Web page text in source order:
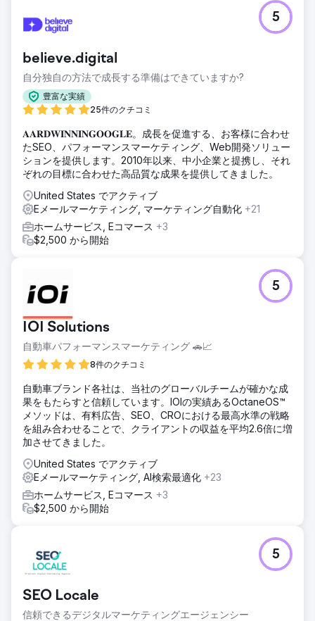
believe.digital
自分独自の方法で成長する準備はできていますか?
豊富な実績
25件のクチコミ
5
𝐀𝐀𝐑𝐃𝐖𝐈𝐍𝐍𝐈𝐍𝐆𝐎𝐎𝐆𝐋𝐄。成長を促進する、お客様に合わせ
たSEO、パフォーマンスマーケティング、Web開発ソリュー
ションを提供します。2010年以来、中小企業と提携し、それ
ぞれの目標に合わせた高品質な成果を提供してきました。
United States でアクティブ
Eメールマーケティング, マーケティング自動化 +21
ホームサービス, Eコマース +3
$2,500 から開始
IOI Solutions
自動車パフォーマンスマーケティング 🚗📈
8件のクチコミ
5
自動車ブランド各社は、当社のグローバルチームが確かな成
果をもたらすと信頼しています。IOIの実績あるOctaneOS™
メソッドは、有料広告、SEO、CROにおける最高水準の戦略
を組み合わせることで、クライアントの収益を平均2.6倍に増
加させてきました。
United States でアクティブ
Eメールマーケティング, AI検索最適化 +23
ホームサービス, Eコマース +3
$2,500 から開始
SEO Locale
信頼できるデジタルマーケティングエージェンシー
5